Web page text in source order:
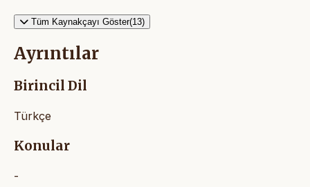
Tüm Kaynakçayı Göster(13)
Ayrıntılar
Birincil Dil
Türkçe
Konular
-